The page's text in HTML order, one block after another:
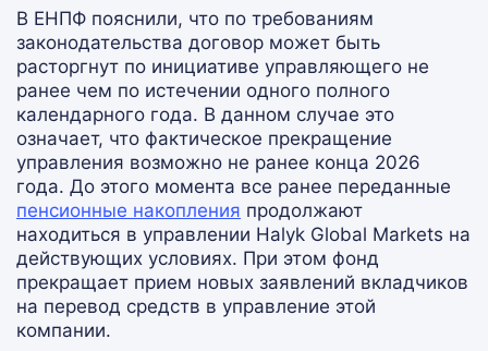
В ЕНПФ пояснили, что по требованиям
законодательства договор может быть
расторгнут по инициативе управляющего не
ранее чем по истечении одного полного
календарного года. В данном случае это
означает, что фактическое прекращение
управления возможно не ранее конца 2026
года. До этого момента все ранее переданные
пенсионные накопления продолжают
находиться в управлении Halyk Global Markets на
действующих условиях. При этом фонд
прекращает прием новых заявлений вкладчиков
на перевод средств в управление этой
компании.